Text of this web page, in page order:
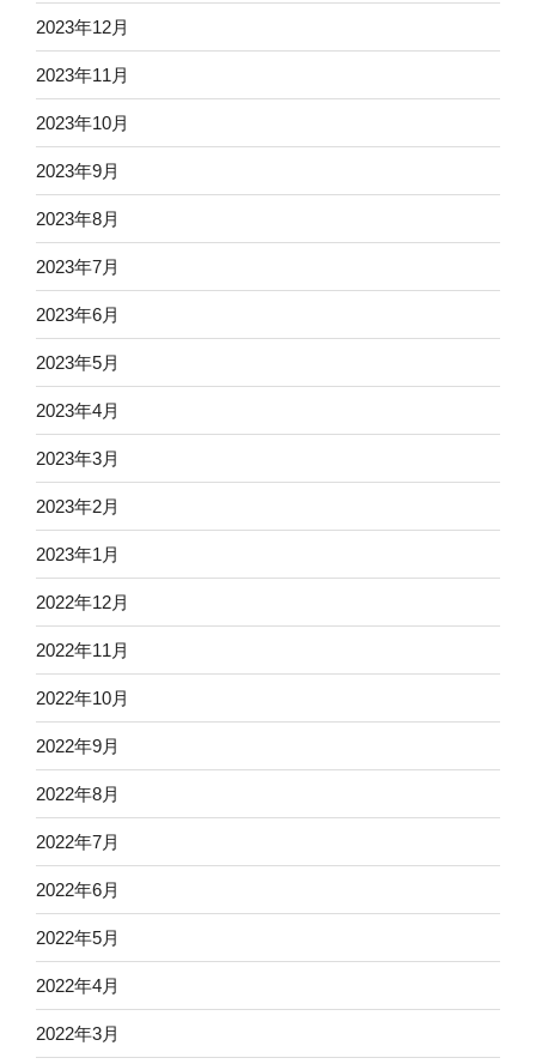
2023年12月
2023年11月
2023年10月
2023年9月
2023年8月
2023年7月
2023年6月
2023年5月
2023年4月
2023年3月
2023年2月
2023年1月
2022年12月
2022年11月
2022年10月
2022年9月
2022年8月
2022年7月
2022年6月
2022年5月
2022年4月
2022年3月